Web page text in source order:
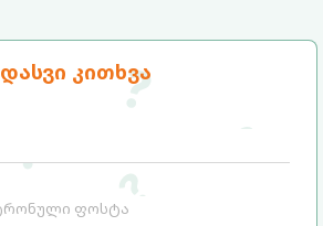
დასვი კითხვა